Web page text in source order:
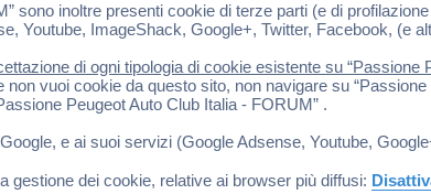
sono inoltre presenti cookie di terze parti (e di
Youtube, ImageShack, Google+, Twitter, Facebook, (e
di ogni tipologia di cookie esistente su “Passione
non vuoi cookie da questo sito, non navigare su
Peugeot Auto Club Italia - FORUM” .
e ai suoi servizi (Google Adsense, Youtube,
dei cookie, relative ai browser più diffusi: